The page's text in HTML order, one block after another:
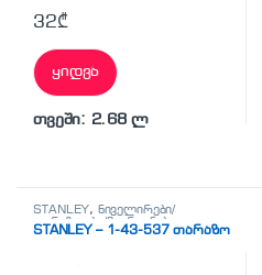
32₾
ყიდვა
თვეში: 2.68 ლ
STANLEY, ნიველირები/
თარაზოები/მეტრიანები
STANLEY – 1-43-537 თარაზო